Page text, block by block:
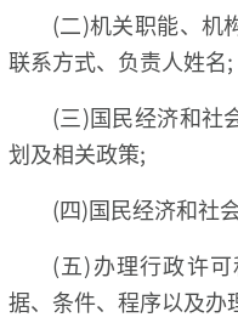
(二)机关职能、机
联系方式、负责人姓名;
(三)国民经济和社
划及相关政策;
(四)国民经济和社
(五)办理行政许
据、条件、程序以及办